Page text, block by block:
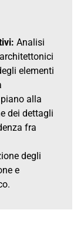
Analisi
elementi
alla
dei dettagli
fra
degli
e